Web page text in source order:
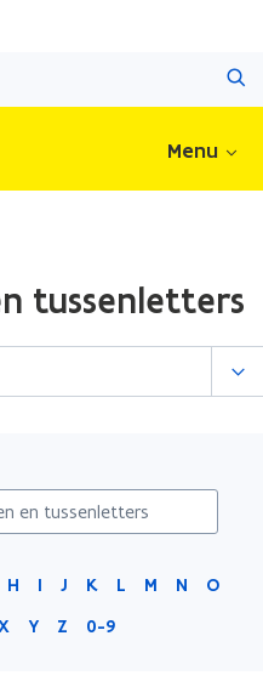
Menu
tussenletters
H I J K L M N
O
Y Z 0-9